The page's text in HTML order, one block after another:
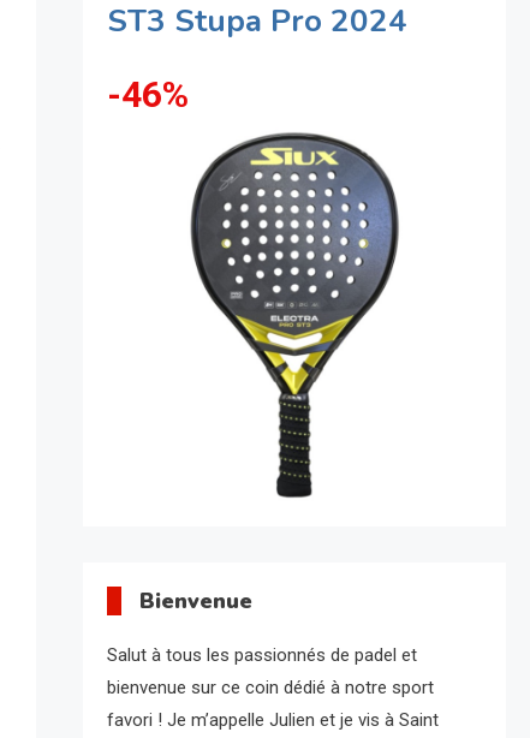
ST3 Stupa Pro 2024
-46%
Bienvenue
Salut à tous les passionnés de padel et
bienvenue sur ce coin dédié à notre sport
favori ! Je m’appelle Julien et je vis à Saint